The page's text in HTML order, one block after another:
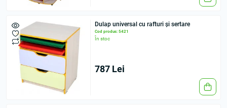
Dulap universal cu rafturi și sertare
Cod produs: 5421
În stoc
787 Lei